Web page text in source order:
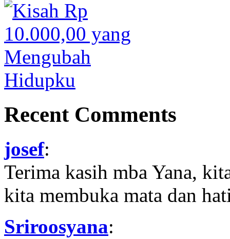
Recent Comments
josef:
Terima kasih mba Yana,
kita membuka mata dan
Sriroosyana: